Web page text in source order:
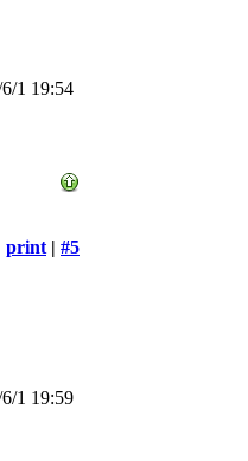
1 19:54
print | #5
1 19:59